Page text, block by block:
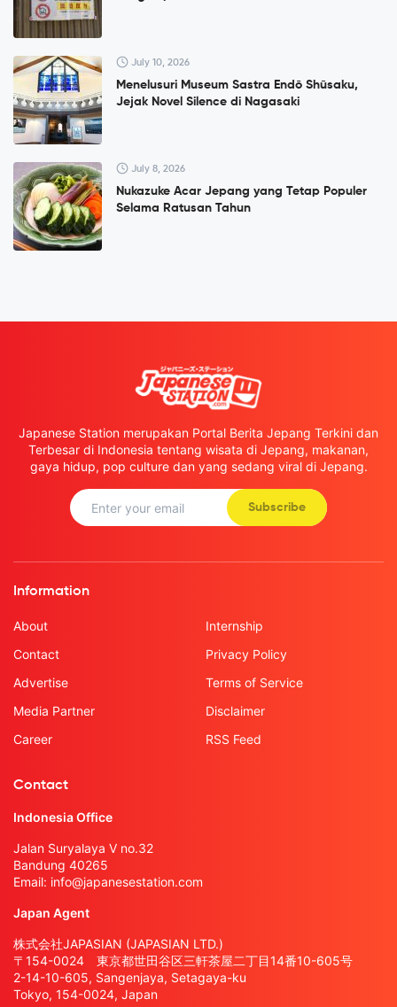
July 10, 2026
Menelusuri Museum Sastra Endō Shūsaku,
Jejak Novel Silence di Nagasaki
July 8, 2026
Nukazuke Acar Jepang yang Tetap Populer
Selama Ratusan Tahun
Japanese Station merupakan Portal Berita Jepang Terkini dan
Terbesar di Indonesia tentang wisata di Jepang, makanan,
gaya hidup, pop culture dan yang sedang viral di Jepang.
Subscribe
Information
About
Contact
Advertise
Media Partner
Career
Internship
Privacy Policy
Terms of Service
Disclaimer
RSS Feed
Contact
Indonesia Office
Jalan Suryalaya V no.32
Bandung 40265
Email: info@japanesestation.com
Japan Agent
株式会社JAPASIAN (JAPASIAN LTD.)
〒154-0024 東京都世田谷区三軒茶屋二丁目14番10-605号
2-14-10-605, Sangenjaya, Setagaya-ku
Tokyo, 154-0024, Japan